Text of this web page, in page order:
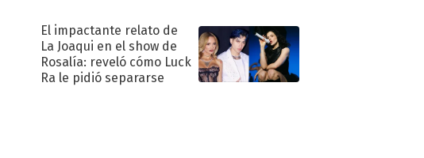
El impactante relato de
La Joaqui en el show de
Rosalía: reveló cómo Luck
Ra le pidió separarse